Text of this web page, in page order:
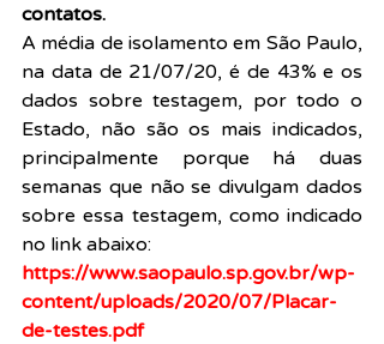
contatos.
A média de isolamento em São Paulo,
na data de 21/07/20, é de 43% e os
dados sobre testagem, por todo o
Estado, não são os mais indicados,
principalmente porque há duas
semanas que não se divulgam dados
sobre essa testagem, como indicado
no link abaixo:
https://www.saopaulo.sp.gov.br/wp-
content/uploads/2020/07/Placar-
de-testes.pdf